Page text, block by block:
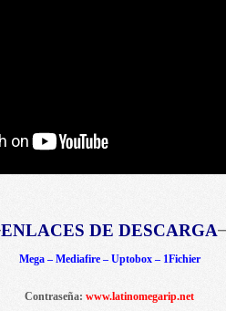
ENLACES DE DESCARGA
Mega – Mediafire – Uptobox – 1Fichier
Contraseña: www.latinomegarip.net